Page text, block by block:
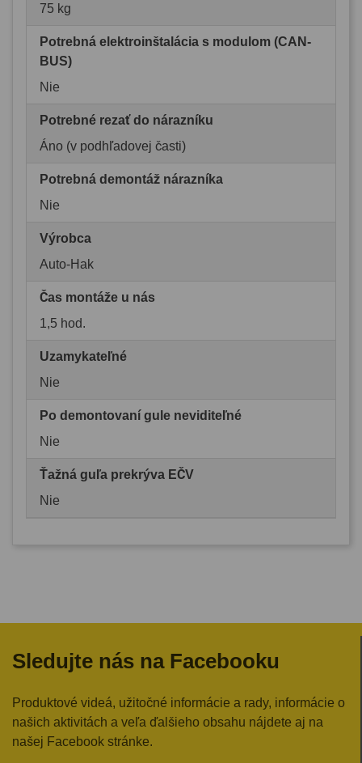
75 kg
Potrebná elektroinštalácia s modulom (CAN-
BUS)
Nie
Potrebné rezať do nárazníku
Áno (v podhľadovej časti)
Potrebná demontáž nárazníka
Nie
Výrobca
Auto-Hak
Čas montáže u nás
1,5 hod.
Uzamykateľné
Nie
Po demontovaní gule neviditeľné
Nie
Ťažná guľa prekrýva EČV
Nie
Sledujte nás na Facebooku
Produktové videá, užitočné informácie a rady, informácie o
našich aktivitách a veľa ďalšieho obsahu nájdete aj na
našej Facebook stránke.